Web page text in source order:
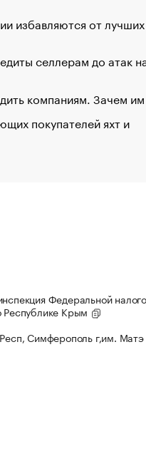
избавляются от лучших
селлерам до атак
компаниям. Зачем
покупателей яхт и
Федеральной
Крым
Симферополь г,им. Матэ